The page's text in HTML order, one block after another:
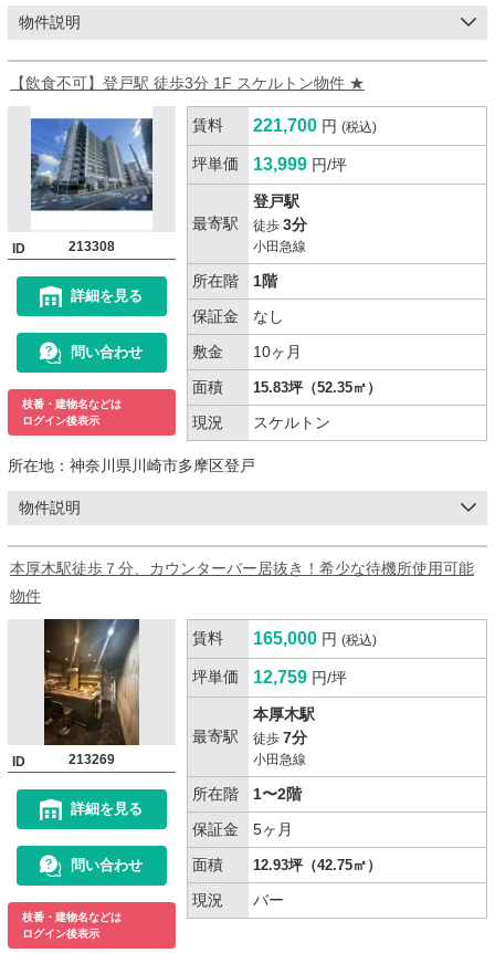
物件説明
【飲食不可】登戸駅 徒歩3分 1F スケルトン物件 ★
ID 213308
詳細を見る
問い合わせ
枝番・建物名などは
ログイン後表示
賃料 221,700 円 (税込)
坪単価 13,999 円/坪
最寄駅
登戸駅
徒歩 3分
小田急線
所在階
1階
保証金
なし
敷金
10ヶ月
面積
15.83坪（52.35㎡）
現況 スケルトン
所在地： 神奈川県川崎市多摩区登戸
物件説明
本厚木駅徒歩７分、カウンターバー居抜き！希少な待機所使用可能
物件
ID 213269
詳細を見る
問い合わせ
枝番・建物名などは
ログイン後表示
賃料 165,000 円 (税込)
坪単価 12,759 円/坪
最寄駅
本厚木駅
徒歩 7分
小田急線
所在階
1〜2階
保証金
5ヶ月
面積
12.93坪（42.75㎡）
現況 バー